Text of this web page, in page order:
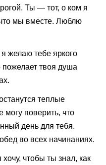
Ты — тот, о ком я
мы вместе. Люблю
желаю тебе яркого
пожелает твоя душа
теплые
могу поверить, что
день для тебя.
во всех начинаниях.
чтобы ты знал, как